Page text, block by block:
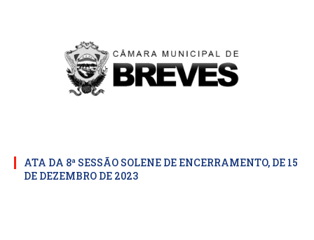
ATA DA 8ª SESSÃO SOLENE DE ENCERRAMENTO, DE 15
DE DEZEMBRO DE 2023